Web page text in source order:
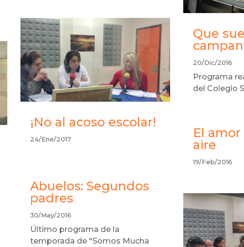
¡No al acoso escolar!
24/Ene/2017
Abuelos: Segundos
padres
30/May/2016
Último programa de la
temporada de "Somos Mucha
Que
20/Dic/2016
Programa
del Colegio
El
aire
19/Feb/2016